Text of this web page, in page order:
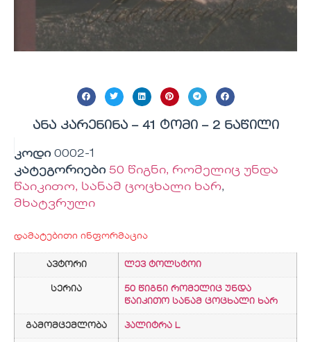
ანა კარენინა – 41 ტომი – 2 ნაწილი
კოდი 0002-1
კატეგორიები 50 წიგნი, რომელიც უნდა
წაიკითო, სანამ ცოცხალი ხარ,
მხატვრული
დამატებითი ინფორმაცია
ავტორი ლევ ტოლსტოი
სერია
50 წიგნი რომელიც უნდა
წაიკითო სანამ ცოცხალი ხარ
გამომცემლობა პალიტრა L